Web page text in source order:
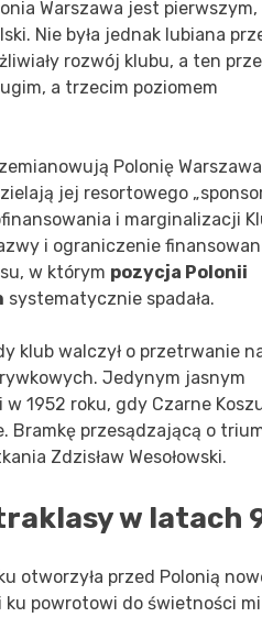
Warszawa jest pierwszym,
Nie była jednak lubiana
rozwój klubu, a ten
a trzecim poziomem
Polonię
jej resortowego
i marginalizacji
i ograniczenie
w którym pozycja Polonii
systematycznie spadała.
klub walczył o przetrwanie
Jedynym jasnym
w 1952 roku, gdy Czarne
Bramkę przesądzającą o
Zdzisław Wesołowski.
w latach
otworzyła przed Polonią
ku powrotowi do świetności